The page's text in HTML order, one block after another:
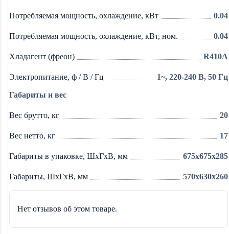
Потребляемая мощность, охлаждение, кВт 0.04
Потребляемая мощность, охлаждение, кВт, ном. 0.04
Хладагент (фреон) R410A
Электропитание, ф / В / Гц 1~, 220-240 В, 50 Гц
Габариты и вес
Вес брутто, кг 20
Вес нетто, кг 17
Габариты в упаковке, ШхГхВ, мм 675x675x285
Габариты, ШхГхВ, мм 570x630x260
Нет отзывов об этом товаре.